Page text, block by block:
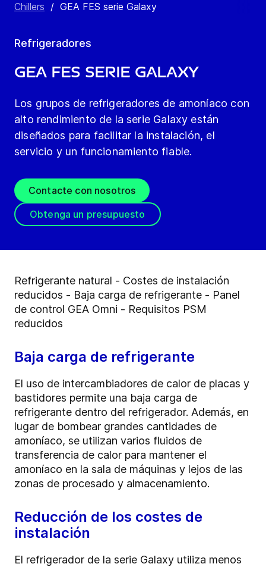
Chillers / GEA FES serie Galaxy
Refrigeradores
GEA FES serie Galaxy
Los grupos de refrigeradores de amoníaco con
alto rendimiento de la serie Galaxy están
diseñados para facilitar la instalación, el
servicio y un funcionamiento fiable.
Contacte con nosotros
Obtenga un presupuesto
Refrigerante natural - Costes de instalación
reducidos - Baja carga de refrigerante - Panel
de control GEA Omni - Requisitos PSM
reducidos
Baja carga de refrigerante
El uso de intercambiadores de calor de placas y
bastidores permite una baja carga de
refrigerante dentro del refrigerador. Además, en
lugar de bombear grandes cantidades de
amoníaco, se utilizan varios fluidos de
transferencia de calor para mantener el
amoníaco en la sala de máquinas y lejos de las
zonas de procesado y almacenamiento.
Reducción de los costes de
instalación
El refrigerador de la serie Galaxy utiliza menos